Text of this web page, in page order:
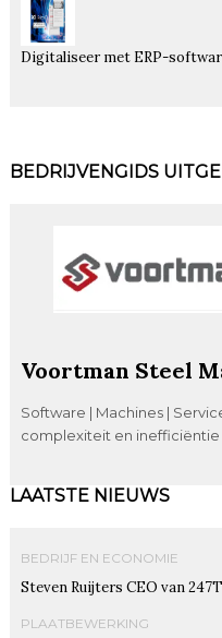
Digitaliseer met ERP-
BEDRIJVENGIDS
Voortman Steel
Software | Machines |
complexiteit en
LAATSTE NIEUWS
BEDRIJF EN ECONOMIE
Steven Ruijters CEO van
PLAATBEWERKING